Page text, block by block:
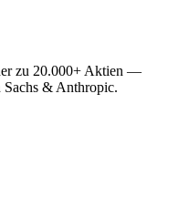
zu 20.000+ Aktien —
& Anthropic.